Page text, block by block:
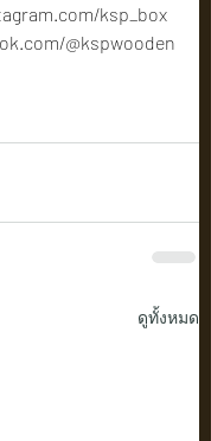
ksp_box
@kspwooden
ดูทั้งหมด